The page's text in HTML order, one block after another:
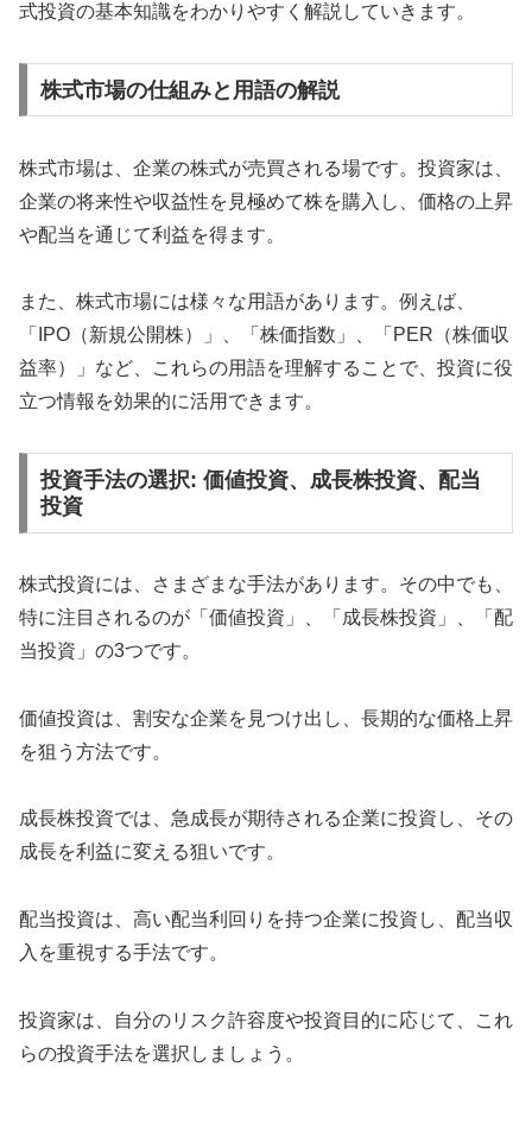
式投資の基本知識をわかりやすく解説していきます。
株式市場の仕組みと用語の解説
株式市場は、企業の株式が売買される場です。投資家は、
企業の将来性や収益性を見極めて株を購入し、価格の上昇
や配当を通じて利益を得ます。
また、株式市場には様々な用語があります。例えば、
「IPO（新規公開株）」、「株価指数」、「PER（株価収
益率）」など、これらの用語を理解することで、投資に役
立つ情報を効果的に活用できます。
投資手法の選択: 価値投資、成長株投資、配当
投資
株式投資には、さまざまな手法があります。その中でも、
特に注目されるのが「価値投資」、「成長株投資」、「配
当投資」の3つです。
価値投資は、割安な企業を見つけ出し、長期的な価格上昇
を狙う方法です。
成長株投資では、急成長が期待される企業に投資し、その
成長を利益に変える狙いです。
配当投資は、高い配当利回りを持つ企業に投資し、配当収
入を重視する手法です。
投資家は、自分のリスク許容度や投資目的に応じて、これ
らの投資手法を選択しましょう。